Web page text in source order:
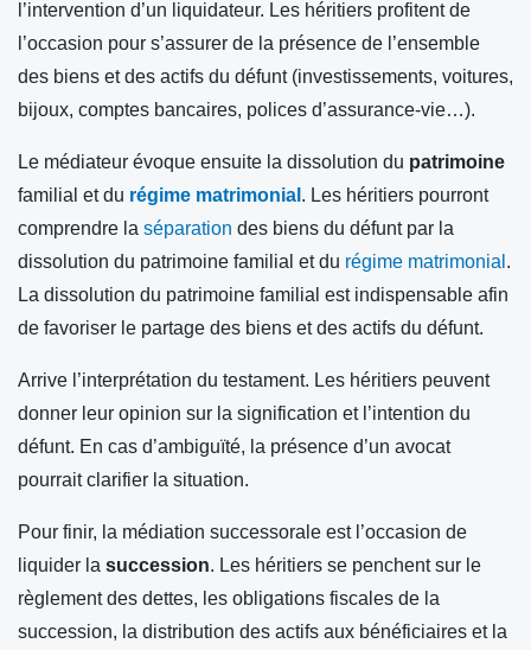
l’intervention d’un liquidateur. Les héritiers profitent de
l’occasion pour s’assurer de la présence de l’ensemble
des biens et des actifs du défunt (investissements, voitures,
bijoux, comptes bancaires, polices d’assurance-vie…).
Le médiateur évoque ensuite la dissolution du patrimoine
familial et du régime matrimonial . Les héritiers pourront
comprendre la séparation des biens du défunt par la
dissolution du patrimoine familial et du régime matrimonial .
La dissolution du patrimoine familial est indispensable afin
de favoriser le partage des biens et des actifs du défunt.
Arrive l’interprétation du testament. Les héritiers peuvent
donner leur opinion sur la signification et l’intention du
défunt. En cas d’ambiguïté, la présence d’un avocat
pourrait clarifier la situation.
Pour finir, la médiation successorale est l’occasion de
liquider la succession. Les héritiers se penchent sur le
règlement des dettes, les obligations fiscales de la
succession, la distribution des actifs aux bénéficiaires et la